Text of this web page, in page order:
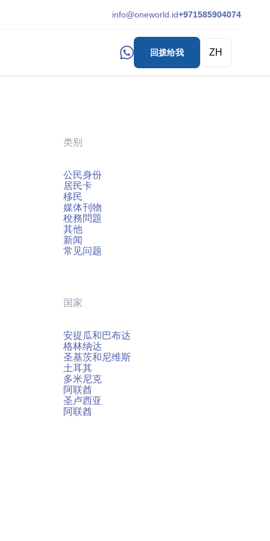
info@oneworld.id+971585904074
回拨给我 ZH
类别
公民身份
居民卡
移民
媒体刊物
稅務問題
其他
新闻
常见问题
国家
安提瓜和巴布达
格林纳达
圣基茨和尼维斯
土耳其
多米尼克
阿联酋
圣卢西亚
阿联酋